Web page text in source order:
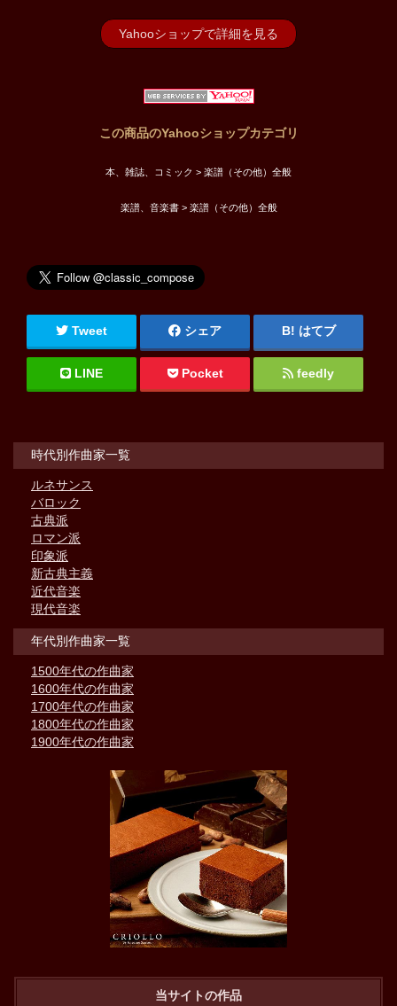
Yahooショップで詳細を見る
この商品のYahooショップカテゴリ
本、雑誌、コミック > 楽譜（その他）全般
楽譜、音楽書 > 楽譜（その他）全般
Tweet シェア はてブ
LINE Pocket feedly
時代別作曲家一覧
ルネサンス
バロック
古典派
ロマン派
印象派
新古典主義
近代音楽
現代音楽
年代別作曲家一覧
1500年代の作曲家
1600年代の作曲家
1700年代の作曲家
1800年代の作曲家
1900年代の作曲家
当サイトの作品